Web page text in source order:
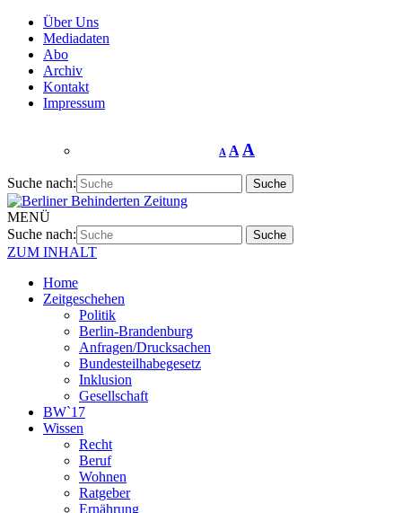
Über Uns
Mediadaten
Abo
Archiv
Kontakt
Impressum
A A A
Suche nach:
MENÜ
Suche nach:
ZUM INHALT
Home
Zeitgeschehen
Politik
Berlin-Brandenburg
Anfragen/Drucksachen
Bundesteilhabegesetz
Inklusion
Gesellschaft
BW`17
Wissen
Recht
Beruf
Wohnen
Ratgeber
Ernährung